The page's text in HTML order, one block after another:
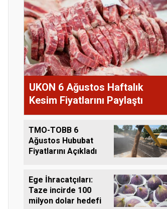
UKON 6 Ağustos Haftalık
Kesim Fiyatlarını Paylaştı
TMO-TOBB 6
Ağustos Hububat
Fiyatlarını Açıkladı
Ege İhracatçıları:
Taze incirde 100
milyon dolar hedefi